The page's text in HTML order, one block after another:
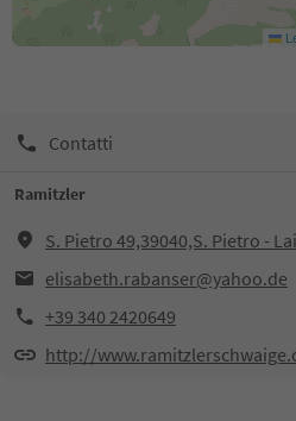
Contatti
Ramitzler
S. Pietro 49,39040,S. Pietro -
elisabeth.rabanser@yahoo.de
+39 340 2420649
http://